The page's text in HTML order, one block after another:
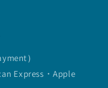
）
Express・Apple